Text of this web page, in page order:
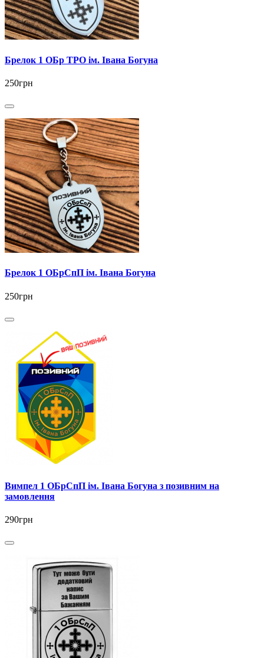
Брелок 1 ОБр ТРО ім. Івана Богуна
250грн
Брелок 1 ОБрСпП ім. Івана Богуна
250грн
Вимпел 1 ОБрСпП ім. Івана Богуна з позивним на
замовлення
290грн